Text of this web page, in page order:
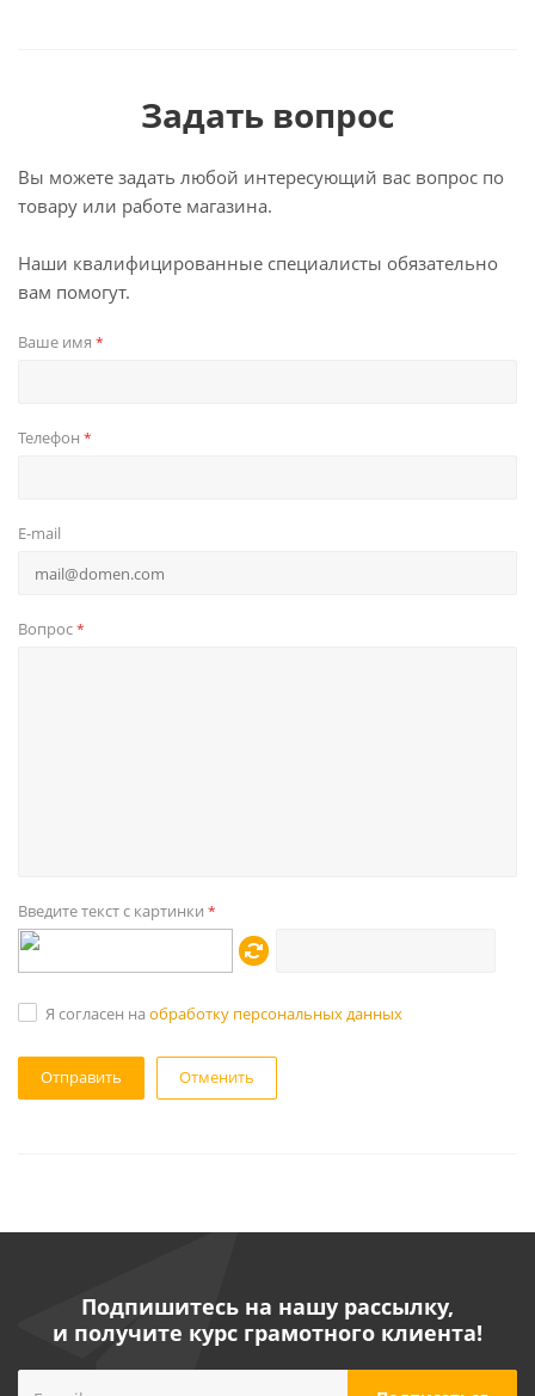
Задать вопрос
Вы можете задать любой интересующий вас вопрос по
товару или работе магазина.
Наши квалифицированные специалисты обязательно
вам помогут.
Ваше имя *
Телефон *
E-mail
Вопрос*
Введите текст с картинки *
Я согласен на обработку персональных данных
Отменить
Подпишитесь на нашу рассылку,
и получите курс грамотного клиента!